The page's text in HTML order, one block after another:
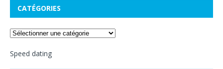
CATÉGORIES
Speed dating